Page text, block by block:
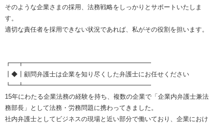
そのような企業さまの採用、法務戦略をしっかりとサポートいたしま
す。
適切な責任者を採用できない状況であれば、私がその役割を担います。
┏━┳━━━━━━━━━━━━━━━━━━━━
┃◆┃顧問弁護士は企業を知り尽くした弁護士にお任せください
┗━┻━━━━━━━━━━━━━━━━━━━━
15年にわたる企業法務の経験を持ち、複数の企業で「企業内弁護士兼法
務部長」として法務・労務問題に携わってきました。
社内弁護士としてビジネスの現場と近い部分で働いており、企業におけ